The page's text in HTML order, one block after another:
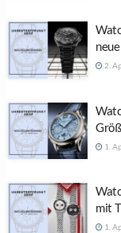
2.
1.
mit
1.